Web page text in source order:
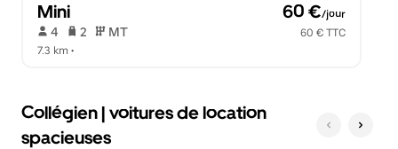
Mini 60 €/jour
4 2 MT
60 € TTC
7.3 km •
Collégien | voitures de location
spacieuses